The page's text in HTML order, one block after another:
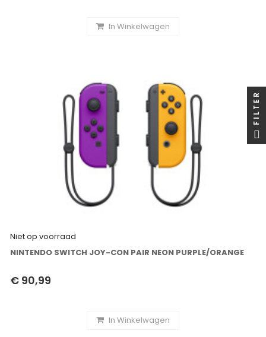
In Winkelwagen
Niet op voorraad
NINTENDO SWITCH JOY-CON PAIR NEON PURPLE/ORANGE
€ 90,99
In Winkelwagen
FILTER